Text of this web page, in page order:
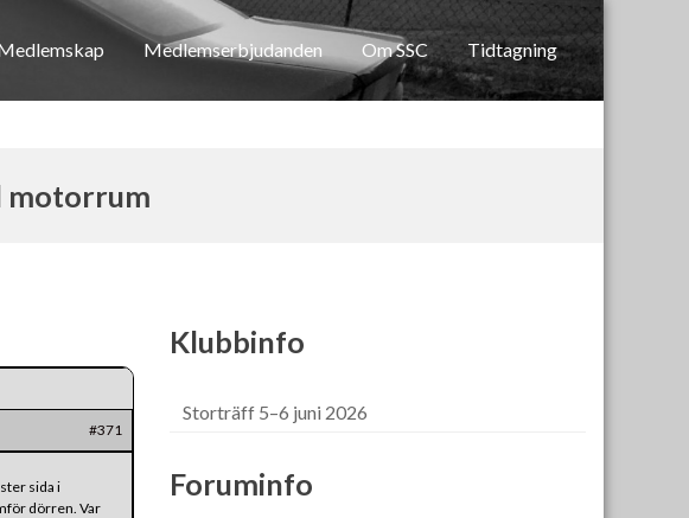
Medlemserbjudanden Om SSC Tidtagning
motorrum
#371
sida i
dörren. Var
Klubbinfo
Storträff 5–6 juni 2026
Foruminfo